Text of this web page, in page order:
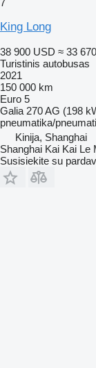
7
King Long
38 900 USD ≈ 33
Turistinis autobusas
2021
150 000 km
Euro 5
Galia 270 AG (198
pneumatika/
Kinija, Shanghai
Shanghai Kai Kai Le
Susisiekite su